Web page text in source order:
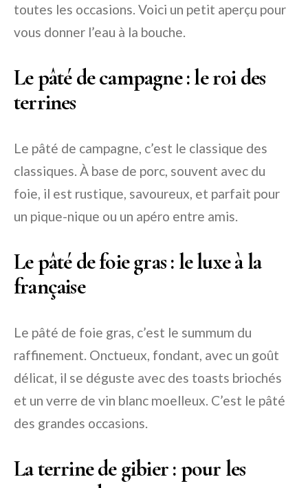
toutes les occasions. Voici un petit aperçu pour
vous donner l’eau à la bouche.
Le pâté de campagne : le roi des
terrines
Le pâté de campagne, c’est le classique des
classiques. À base de porc, souvent avec du
foie, il est rustique, savoureux, et parfait pour
un pique-nique ou un apéro entre amis.
Le pâté de foie gras : le luxe à la
française
Le pâté de foie gras, c’est le summum du
raffinement. Onctueux, fondant, avec un goût
délicat, il se déguste avec des toasts briochés
et un verre de vin blanc moelleux. C’est le pâté
des grandes occasions.
La terrine de gibier : pour les